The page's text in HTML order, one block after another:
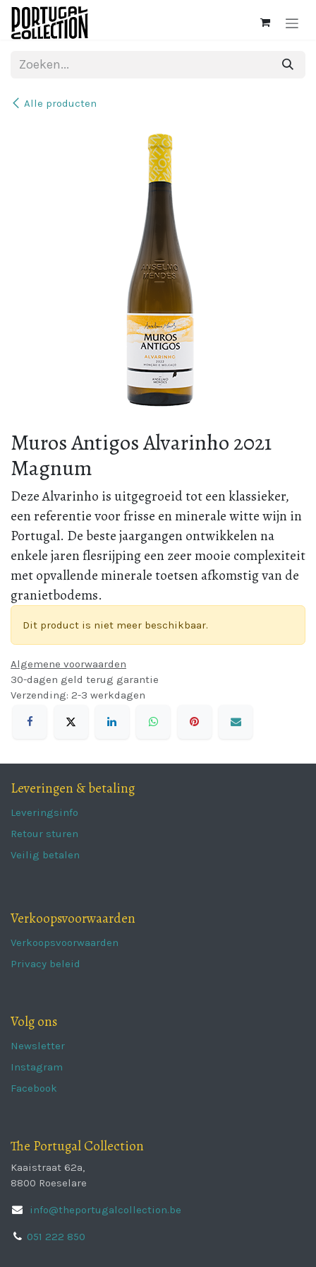
Overslaan naar inhoud
Alle producten
Muros Antigos Alvarinho 2021
Magnum
Deze Alvarinho is uitgegroeid tot een klassieker,
een referentie voor frisse en minerale witte wijn in
Portugal. De beste jaargangen ontwikkelen na
enkele jaren flesrijping een zeer mooie complexiteit
met opvallende minerale toetsen afkomstig van de
granietbodems.
Dit product is niet meer beschikbaar.
Algemene voorwaarden
30-dagen geld terug garantie
Verzending: 2-3 werkdagen
Leveringen & betaling
Leveringsinfo
Retour sturen
Veilig betalen
Verkoopsvoorwaarden
Verkoopsvoorwaarden
Privacy beleid
Volg ons
Newsletter
Instagram
Facebook
The Portugal Collection
Kaaistraat 62a,
8800 Roeselare
info@theportugalcollection.be
051 222 850